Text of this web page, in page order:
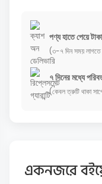
পণ্য হাতে পেয়ে
(৩-৭ দিন সময় লাগতে
৭ দিনের মধ্যে
(কেবল ত্রুটি থাকা
একনজরে